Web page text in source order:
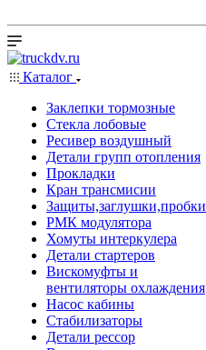
Каталог
Заклепки тормозные
Стекла лобовые
Ресивер воздушный
Детали групп отопления
Прокладки
Кран трансмисии
Защиты,заглушки,пробки
РМК модулятора
Хомуты интеркулера
Детали стартеров
Вискомуфты и
вентиляторы охлаждения
Насос кабины
Стабилизаторы
Детали рессор